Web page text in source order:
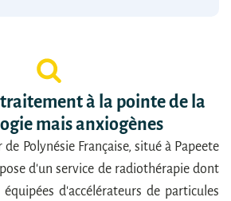
traitement à la pointe de la
mais anxiogènes
Polynésie Française, situé à Papeete
d'un service de radiothérapie dont
d'accélérateurs de particules